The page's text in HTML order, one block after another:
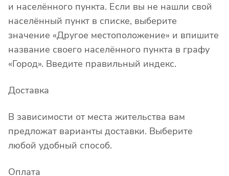
и населённого пункта. Если вы не нашли свой
населённый пункт в списке, выберите
значение «Другое местоположение» и впишите
название своего населённого пункта в графу
«Город». Введите правильный индекс.
Доставка
В зависимости от места жительства вам
предложат варианты доставки. Выберите
любой удобный способ.
Оплата